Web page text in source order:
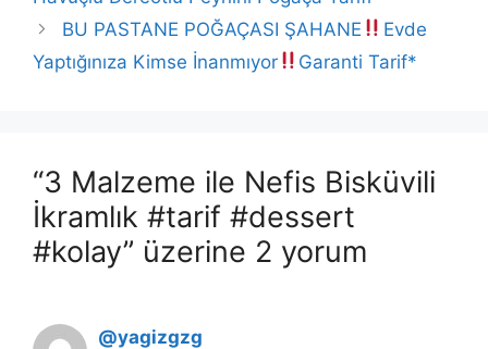
BU PASTANE POĞAÇASI ŞAHANE
Evde
Yaptığınıza Kimse İnanmıyor
Garanti Tarif*
“3 Malzeme ile Nefis Bisküvili
İkramlık #tarif #dessert
#kolay” üzerine 2 yorum
@yagizgzg